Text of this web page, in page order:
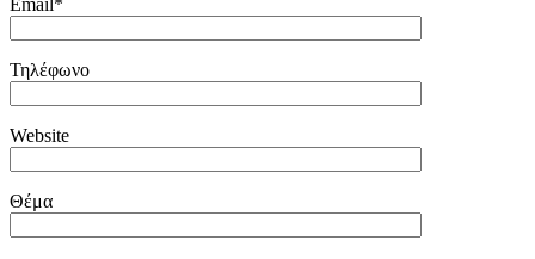
Email*
Τηλέφωνο
Website
Θέμα